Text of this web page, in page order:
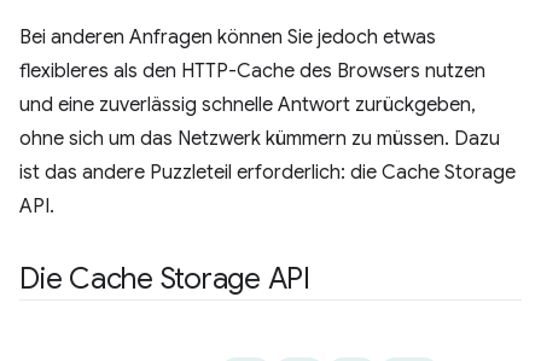
Bei anderen Anfragen können Sie jedoch etwas
flexibleres als den HTTP-Cache des Browsers nutzen
und eine zuverlässig schnelle Antwort zurückgeben,
ohne sich um das Netzwerk kümmern zu müssen. Dazu
ist das andere Puzzleteil erforderlich: die Cache Storage
API.
Die Cache Storage API